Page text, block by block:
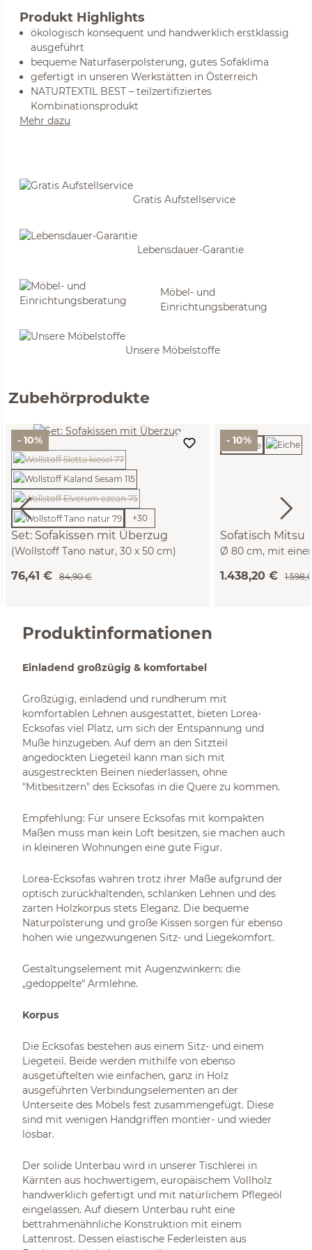
Produkt Highlights
ökologisch konsequent und handwerklich erstklassig
ausgeführt
bequeme Naturfaserpolsterung, gutes Sofaklima
gefertigt in unseren Werkstätten in Österreich
NATURTEXTIL BEST – teilzertifiziertes
Kombinationsprodukt
Mehr dazu
Gratis Aufstellservice
Lebensdauer-Garantie
Möbel- und
Einrichtungsberatung
Unsere Möbelstoffe
Zubehörprodukte
- 10%
Set: Sofakissen mit Überzug
(Wollstoff Tano natur, 30 x 50 cm)
+30
76,41 € 84,90 €
- 10%
Sofatisch Mitsu
Ø 80 cm, mit
1.438,20 €
Produktinformationen
Einladend großzügig & komfortabel
Großzügig, einladend und rundherum mit
komfortablen Lehnen ausgestattet, bieten Lorea-
Ecksofas viel Platz, um sich der Entspannung und
Muße hinzugeben. Auf dem an den Sitzteil
angedockten Liegeteil kann man sich mit
ausgestreckten Beinen niederlassen, ohne
"Mitbesitzern" des Ecksofas in die Quere zu kommen.
Empfehlung: Für unsere Ecksofas mit kompakten
Maßen muss man kein Loft besitzen, sie machen auch
in kleineren Wohnungen eine gute Figur.
Lorea-Ecksofas wahren trotz ihrer Maße aufgrund der
optisch zurückhaltenden, schlanken Lehnen und des
zarten Holzkorpus stets Eleganz. Die bequeme
Naturpolsterung und große Kissen sorgen für ebenso
hohen wie ungezwungenen Sitz- und Liegekomfort.
Gestaltungselement mit Augenzwinkern: die
„gedoppelte“ Armlehne.
Korpus
Die Ecksofas bestehen aus einem Sitz- und einem
Liegeteil. Beide werden mithilfe von ebenso
ausgetüftelten wie einfachen, ganz in Holz
ausgeführten Verbindungselementen an der
Unterseite des Möbels fest zusammengefügt. Diese
sind mit wenigen Handgriffen montier- und wieder
lösbar.
Der solide Unterbau wird in unserer Tischlerei in
Kärnten aus hochwertigem, europäischem Vollholz
handwerklich gefertigt und mit natürlichem Pflegeöl
eingelassen. Auf diesem Unterbau ruht eine
bettrahmenähnliche Konstruktion mit einem
Lattenrost. Dessen elastische Federleisten aus